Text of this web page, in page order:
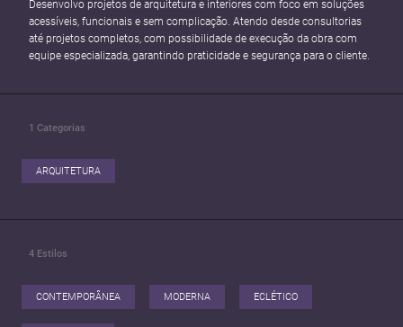
Desenvolvo projetos de arquitetura e interiores com foco em soluções
acessíveis, funcionais e sem complicação. Atendo desde consultorias
até projetos completos, com possibilidade de execução da obra com
equipe especializada, garantindo praticidade e segurança para o cliente.
1 Categorias
ARQUITETURA
4 Estilos
CONTEMPORÂNEA MODERNA ECLÉTICO